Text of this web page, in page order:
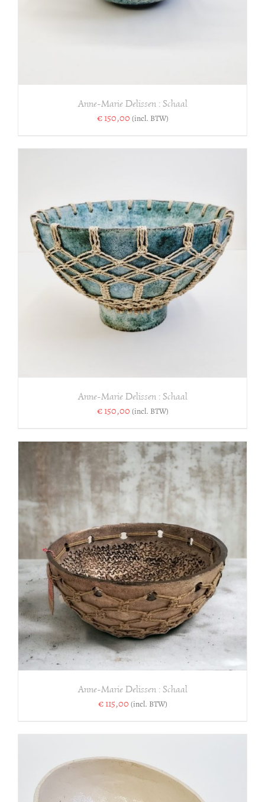
Anne-Marie Delissen : Schaal
€150,00 (incl. BTW)
Anne-Marie Delissen : Schaal
€150,00 (incl. BTW)
Anne-Marie Delissen : Schaal
€115,00 (incl. BTW)